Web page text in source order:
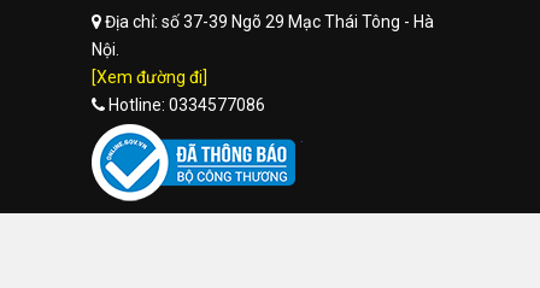
Địa chỉ: số 37-39 Ngõ 29 Mạc Thái Tông - Hà
Nội.
[Xem đường đi]
Hotline: 0334577086